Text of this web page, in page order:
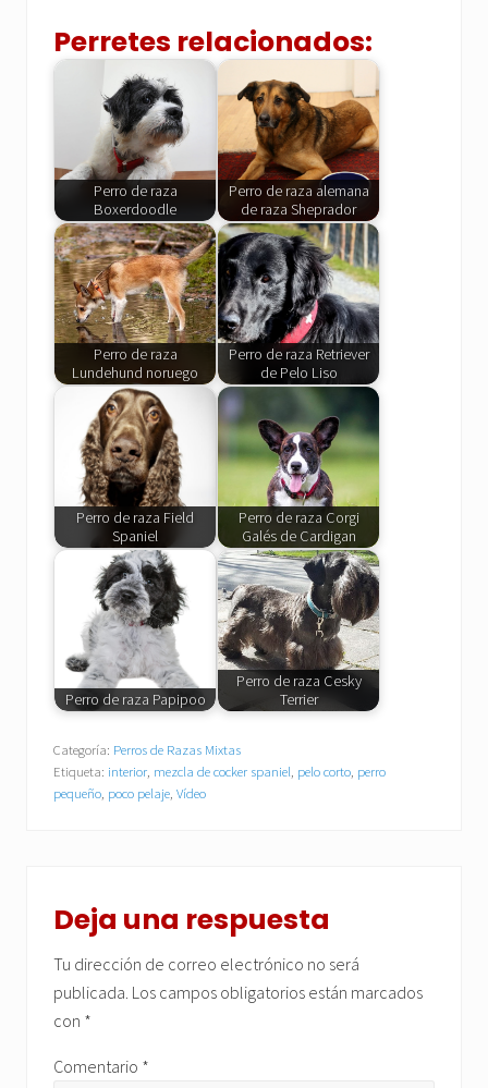
Perretes relacionados:
Perro de raza
Boxerdoodle
Perro de raza alemana
de raza Sheprador
Perro de raza
Lundehund noruego
Perro de raza Retriever
de Pelo Liso
Perro de raza Field
Spaniel
Perro de raza Corgi
Galés de Cardigan
Perro de raza Papipoo
Perro de raza Cesky
Terrier
Categoría: Perros de Razas Mixtas
Etiqueta: interior mezcla de cocker spaniel pelo corto perro
pequeño poco pelaje Vídeo
con
los
lectores
Deja una respuesta
Tu dirección de correo electrónico no será
publicada. Los campos obligatorios están marcados
con *
Comentario *